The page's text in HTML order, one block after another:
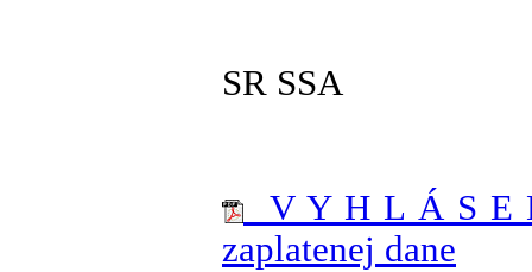
SR SSA
V Y H L Á S E
zaplatenej dane